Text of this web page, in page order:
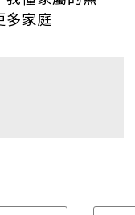
多家庭